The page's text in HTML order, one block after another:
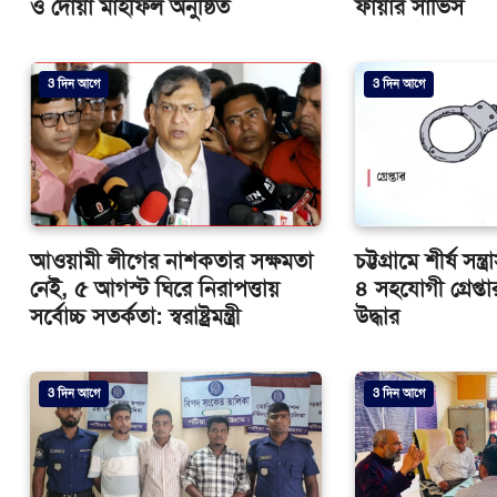
ও দোয়া মাহফিল অনুষ্ঠিত ফায়ার সার্ভিস
3 দিন আগে
আওয়ামী লীগের নাশকতার সক্ষমতা
নেই, ৫ আগস্ট ঘিরে নিরাপত্তায়
সর্বোচ্চ সতর্কতা: স্বরাষ্ট্রমন্ত্রী
3 দিন আগে
চট্টগ্রামে শীর্ষ
৪ সহযোগী
উদ্ধার
3 দিন আগে 3 দিন আগে